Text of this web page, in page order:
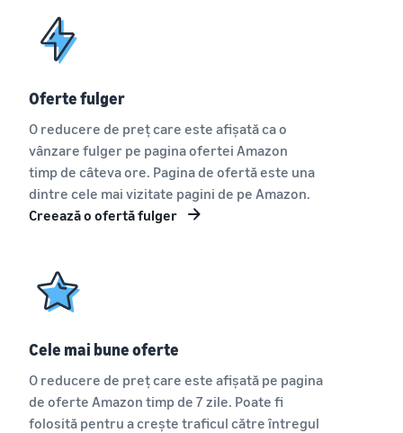
Oferte fulger
O reducere de preț care este afișată ca o
vânzare fulger pe pagina ofertei Amazon
timp de câteva ore. Pagina de ofertă este una
dintre cele mai vizitate pagini de pe Amazon.
Creează o ofertă fulger
Cele mai bune oferte
O reducere de preț care este afișată pe pagina
de oferte Amazon timp de 7 zile. Poate fi
folosită pentru a crește traficul către întregul